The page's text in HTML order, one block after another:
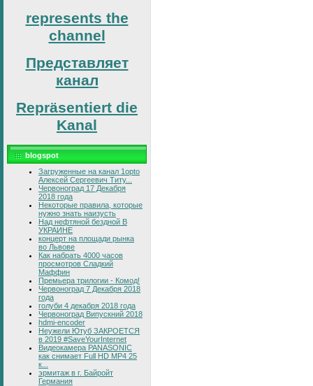
represents the
channel
Представляет
канал
Repräsentiert die
Kanal
blogspot
Загруженные на канал 1opto
Алексей Сергеевич Титу...
Червоноград 17 Декабря
2018 года
Некоторые правила, которые
нужно знать наизусть
Над нефтяной бездной В
УКРАИНЕ
концерт на площади рынка
во Львове
Как набрать 4000 часов
просмотров Сладкий
Маффин
Премьера трилогии - Комод!
Червоноград 7 Декабря 2018
года
голуби 4 декабря 2018 года
Червоноград Випускний 2018
hdmi-encoder
Неужели Ютуб ЗАКРОЕТСЯ
в 2019 #SaveYourInternet
Видеокамера PANASONIC
как снимает Full HD MP4 25
к...
эрмитаж в г. Байройт
Германия